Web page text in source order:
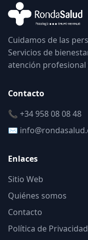
Cuidamos de las
Servicios de
atención profesional
Contacto
📞 +34 958 08 08 48
✉️
Enlaces
Sitio Web
Quiénes somos
Contacto
Política de Privacidad